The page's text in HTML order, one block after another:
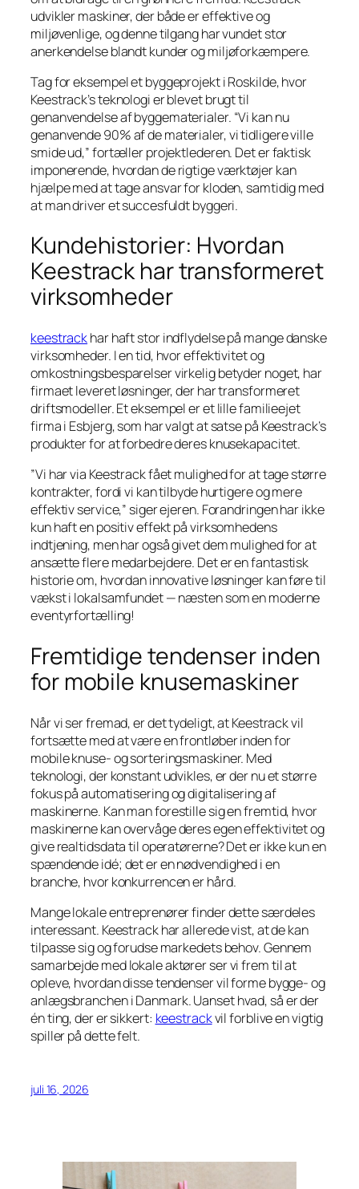
udvikler maskiner, der både er effektive og
miljøvenlige, og denne tilgang har vundet stor
anerkendelse blandt kunder og miljøforkæmpere.
Tag for eksempel et byggeprojekt i Roskilde, hvor
Keestrack’s teknologi er blevet brugt til
genanvendelse af byggematerialer. “Vi kan nu
genanvende 90% af de materialer, vi tidligere ville
smide ud,” fortæller projektlederen. Det er faktisk
imponerende, hvordan de rigtige værktøjer kan
hjælpe med at tage ansvar for kloden, samtidig med
at man driver et succesfuldt byggeri.
Kundehistorier: Hvordan
Keestrack har transformeret
virksomheder
keestrackhar haft stor indflydelse på mange danske
virksomheder. I en tid, hvor effektivitet og
omkostningsbesparelser virkelig betyder noget, har
firmaet leveret løsninger, der har transformeret
driftsmodeller. Et eksempel er et lille familieejet
firma i Esbjerg, som har valgt at satse på Keestrack’s
produkter for at forbedre deres knusekapacitet.
”Vi har via Keestrack fået mulighed for at tage større
kontrakter, fordi vi kan tilbyde hurtigere og mere
effektiv service,” siger ejeren. Forandringen har ikke
kun haft en positiv effekt på virksomhedens
indtjening, men har også givet dem mulighed for at
ansætte flere medarbejdere. Det er en fantastisk
historie om, hvordan innovative løsninger kan føre til
vækst i lokalsamfundet — næsten som en moderne
eventyrfortælling!
Fremtidige tendenser inden
for mobile knusemaskiner
Når vi ser fremad, er det tydeligt, at Keestrack vil
fortsætte med at være en frontløber inden for
mobile knuse- og sorteringsmaskiner. Med
teknologi, der konstant udvikles, er der nu et større
fokus på automatisering og digitalisering af
maskinerne. Kan man forestille sig en fremtid, hvor
maskinerne kan overvåge deres egen effektivitet og
give realtidsdata til operatørerne? Det er ikke kun en
spændende idé; det er en nødvendighed i en
branche, hvor konkurrencen er hård.
Mange lokale entreprenører finder dette særdeles
interessant. Keestrack har allerede vist, at de kan
tilpasse sig og forudse markedets behov. Gennem
samarbejde med lokale aktører ser vi frem til at
opleve, hvordan disse tendenser vil forme bygge- og
anlægsbranchen i Danmark. Uanset hvad, så er der
én ting, der er sikkert: keestrackvil forblive en vigtig
spiller på dette felt.
juli 16, 2026